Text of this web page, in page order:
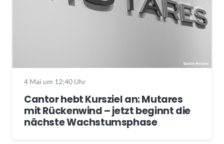
4 Mai um 12:40 Uhr
Cantor hebt Kursziel an: Mutares
mit Rückenwind – jetzt beginnt die
nächste Wachstumsphase